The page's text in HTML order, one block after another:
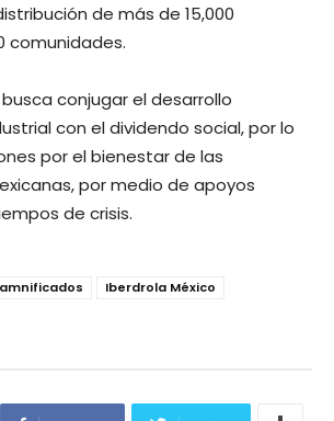
de más de 15,000
comunidades.
conjugar el desarrollo
con el dividendo social, por lo
por el bienestar de las
por medio de apoyos
de crisis.
Iberdrola México